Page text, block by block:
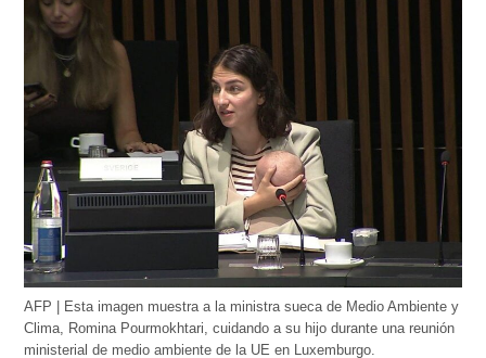
AFP | Esta imagen muestra a la ministra sueca de Medio Ambiente y
Clima, Romina Pourmokhtari, cuidando a su hijo durante una reunión
ministerial de medio ambiente de la UE en Luxemburgo.